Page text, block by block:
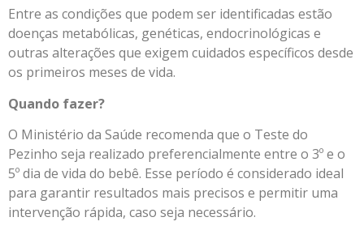
Entre as condições que podem ser identificadas estão
doenças metabólicas, genéticas, endocrinológicas e
outras alterações que exigem cuidados específicos desde
os primeiros meses de vida.
Quando fazer?
O Ministério da Saúde recomenda que o Teste do
Pezinho seja realizado preferencialmente entre o 3º e o
5º dia de vida do bebê. Esse período é considerado ideal
para garantir resultados mais precisos e permitir uma
intervenção rápida, caso seja necessário.